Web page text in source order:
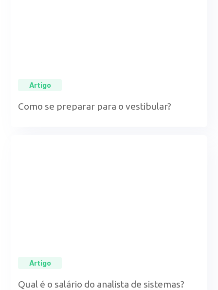
Artigo
Como se preparar para o vestibular?
Artigo
Qual é o salário do analista de sistemas?